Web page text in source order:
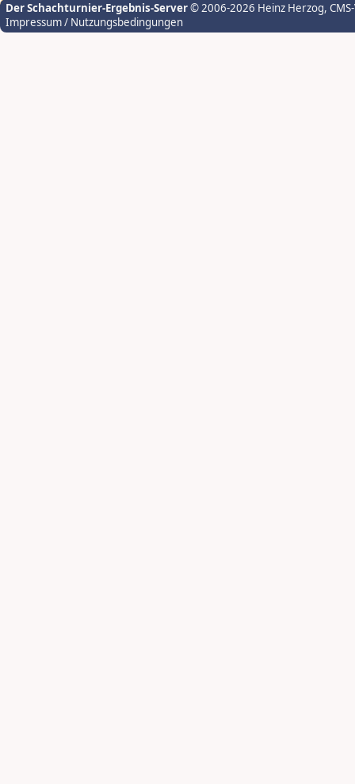
Der Schachturnier-Ergebnis-Server© 2006-2026 Heinz Herzog,
Impressum / Nutzungsbedingungen